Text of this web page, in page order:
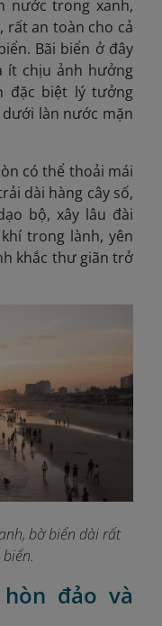
nước trong xanh,
rất an toàn cho cả
Bãi biển ở đây
ít chịu ảnh hưởng
đặc biệt lý tưởng
làn nước mặn
có thể thoải mái
dài hàng cây số,
bộ, xây lâu đài
trong lành, yên
khắc thư giãn trở
bờ biển dài rất
đảo và